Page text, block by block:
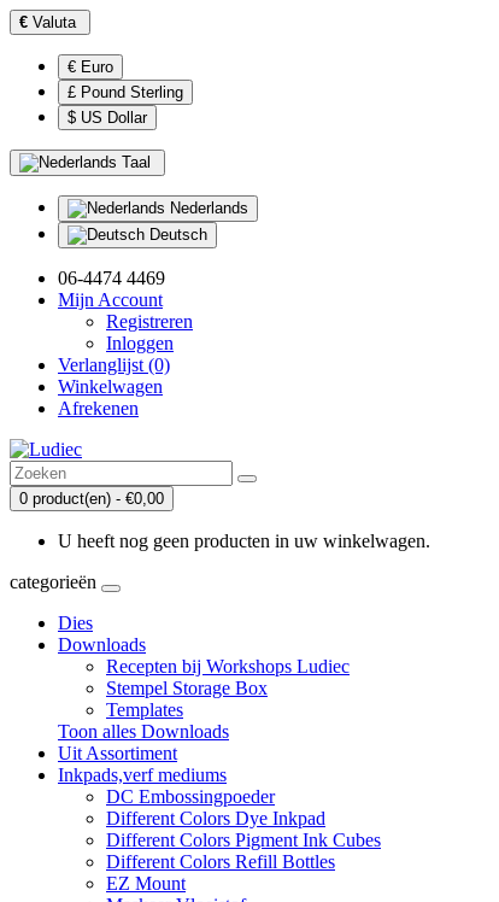
€ Valuta
€ Euro
£ Pound Sterling
$ US Dollar
Taal
Nederlands
Deutsch
06-4474 4469
Mijn Account
Registreren
Inloggen
Verlanglijst (0)
Winkelwagen
Afrekenen
0 product(en) - €0,00
U heeft nog geen producten in uw winkelwagen.
categorieën
Dies
Downloads
Recepten bij Workshops Ludiec
Stempel Storage Box
Templates
Toon alles Downloads
Uit Assortiment
Inkpads,verf mediums
DC Embossingpoeder
Different Colors Dye Inkpad
Different Colors Pigment Ink Cubes
Different Colors Refill Bottles
EZ Mount